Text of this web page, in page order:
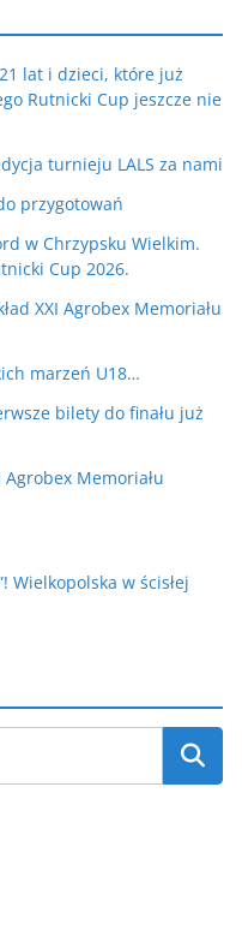
lat i dzieci, które już
Rutnicki Cup jeszcze nie
turnieju LALS za nami
przygotowań
w Chrzypsku Wielkim.
Cup 2026.
XXI Agrobex Memoriału
marzeń U18…
bilety do finału już
Memoriału
Wielkopolska w ścisłej